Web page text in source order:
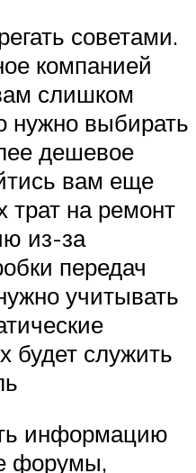
советами.
компанией
слишком
нужно выбирать
дешевое
вам еще
трат на ремонт
из-за
передач
учитывать
будет служить
информацию
форумы,